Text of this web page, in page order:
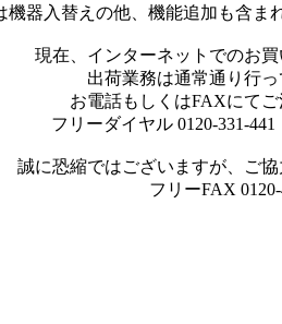
機器入替えの他、機能追加も含ま
現在、インターネットでのお買
出荷業務は通常通り行
お電話もしくはFAXにてご
フリーダイヤル 0120-331-441
誠に恐縮ではございますが、ご協
フリーFAX